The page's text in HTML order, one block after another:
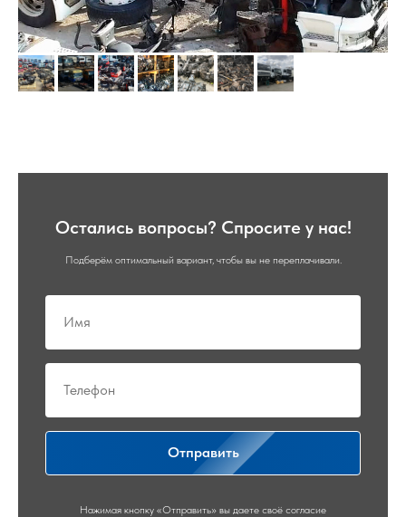
Остались вопросы? Спросите у нас!
Подберём оптимальный вариант, чтобы вы не переплачивали.
Отправить
Нажимая кнопку «Отправить» вы даете своё согласие